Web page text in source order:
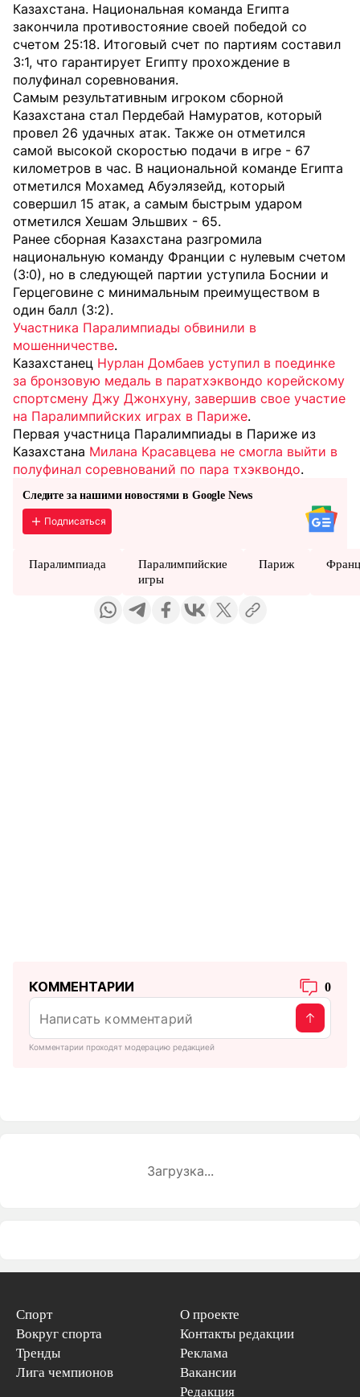
Казахстана. Национальная команда Египта
закончила противостояние своей победой со
счетом 25:18. Итоговый счет по партиям составил
3:1, что гарантирует Египту прохождение в
полуфинал соревнования.
Самым результативным игроком сборной
Казахстана стал Пердебай Намуратов, который
провел 26 удачных атак. Также он отметился
самой высокой скоростью подачи в игре - 67
километров в час. В национальной команде Египта
отметился Мохамед Абуэлязейд, который
совершил 15 атак, а самым быстрым ударом
отметился Хешам Эльшвих - 65.
Ранее сборная Казахстана разгромила
национальную команду Франции с нулевым счетом
(3:0), но в следующей партии уступила Боснии и
Герцеговине с минимальным преимуществом в
один балл (3:2).
Участника Паралимпиады обвинили в
мошенничестве.
Казахстанец Нурлан Домбаев уступил в поединке
за бронзовую медаль в паратхэквондо корейскому
спортсмену Джу Джонхуну, завершив свое участие
на Паралимпийских играх в Париже.
Первая участница Паралимпиады в Париже из
Казахстана Милана Красавцева не смогла выйти в
полуфинал соревнований по пара тхэквондо.
Следите за нашими новостями в Google News
Подписаться
Паралимпиада
Паралимпийские
игры
Париж
КОММЕНТАРИИ 0
Комментарии проходят модерацию редакцией
Загрузка...
Спорт
Вокруг спорта
Тренды
Лига чемпионов
О проекте
Контакты редакции
Реклама
Вакансии
Редакция